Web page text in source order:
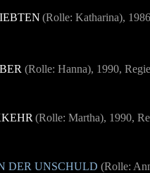
(Rolle: Katharina),
(Rolle: Hanna), 1990,
(Rolle: Martha), 1990,
DER UNSCHULD (Rolle: